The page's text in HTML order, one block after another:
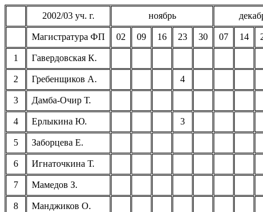
2002/03 уч. г. ноябрь
Магистратура ФП 02 09 16 23 30 07 14
1 ГавердовскаяК.
2 Гребенщиков А. 4
3 Дамба-ОчирТ.
4 Ерлыкина Ю. 3
5 Заборцева Е.
6 Игнаточкина Т.
7 Мамедов З.
8 Манджиков О.